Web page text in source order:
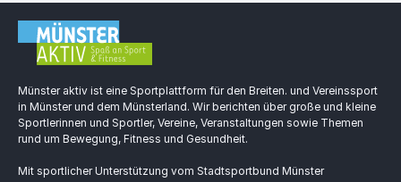
Münster aktiv ist eine Sportplattform für den Breiten. und Vereinssport
in Münster und dem Münsterland. Wir berichten über große und kleine
Sportlerinnen und Sportler, Vereine, Veranstaltungen sowie Themen
rund um Bewegung, Fitness und Gesundheit.
Mit sportlicher Unterstützung vom Stadtsportbund Münster